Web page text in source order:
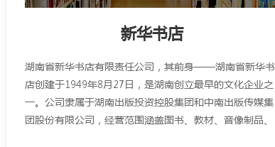
新华书店
湖南省新华书店有限责任公司，其前身——湖南省新华书
店创建于1949年8月27日，是湖南创立最早的文化企业之
一。公司隶属于湖南出版投资控股集团和中南出版传媒集
团股份有限公司，经营范围涵盖图书、教材、音像制品、